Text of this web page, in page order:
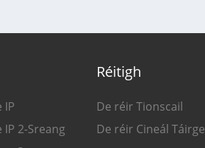
IP
2-Sreang
Réitigh
De réir Tionscail
De réir Cineál Táirge